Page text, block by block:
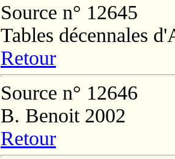
Source n° 12645
Tables décennales
Retour
Source n° 12646
B. Benoit 2002
Retour